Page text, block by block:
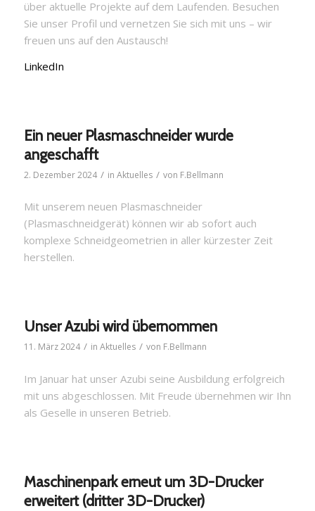
über aktuelle Projekte auf dem Laufenden. Besuchen
Sie unser Profil und vernetzen Sie sich mit uns – wir
freuen uns auf den Austausch!
LinkedIn
Ein neuer Plasmaschneider wurde
angeschafft
2. Dezember 2024 / in Aktuelles / von F.Bellmann
Mit unserem neuen Plasmaschneider
(Plasmaschneidgerät) können wir ab sofort auch
komplexe Schneidgeometrien in aller kürzester Zeit
herstellen.
Unser Azubi wird übernommen
11. März 2024 / in Aktuelles / von F.Bellmann
Im Januar hat unser Azubi seine Ausbildung erfolgreich
mit uns abgeschlossen. Mit Freude übernehmen wir Ihn
als Geselle in unseren Betrieb.
Maschinenpark erneut um 3D-Drucker
erweitert (dritter 3D-Drucker)